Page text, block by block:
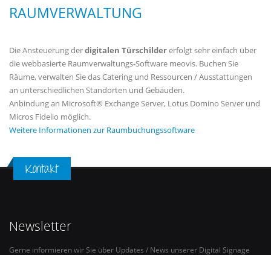
RAUMVERWALTUNG
Die Ansteuerung derdigitalen Türschildererfolgt sehr einfach über
die webbasierte Raumverwaltungs-Software meovis. Buchen Sie
Räume, verwalten Sie das Catering und Ressourcen / Ausstattungen
an unterschiedlichen Standorten und Gebäuden.
Anbindung an Microsoft® Exchange Server, Lotus Domino Server und
Micros Fidelio möglich.
Weitere Informationen zur Raumbuchungssoftware
Kontakt
Newsletter
Gerne informieren wir Sie über Updates / News unserer Digital Signage